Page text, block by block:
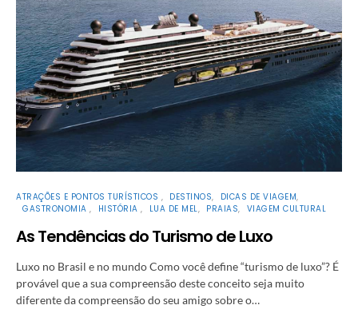
ATRAÇÕES E PONTOS TURÍSTICOS DESTINOS
DICAS DE VIAGEM
GASTRONOMIA
HISTÓRIA LUA DE MEL PRAIAS VIAGEM CULTURAL
As Tendências do Turismo de Luxo
Luxo no Brasil e no mundo Como você define “turismo de luxo”? É
provável que a sua compreensão deste conceito seja muito
diferente da compreensão do seu amigo sobre o…